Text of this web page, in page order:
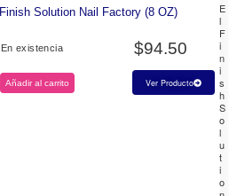
Finish Solution Nail Factory (8 OZ)
En existencia $94.50
Añadir al carrito Ver Producto
E
l
F
i
n
i
s
h
S
o
l
u
t
i
o